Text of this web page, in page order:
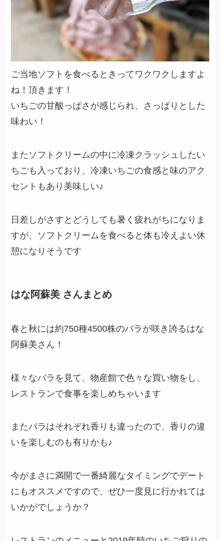
ご当地ソフトを食べるときってワクワクしますよ
ね！頂きます！
いちごの甘酸っぱさが感じられ、さっぱりとした
味わい！
またソフトクリームの中に冷凍クラッシュしたい
ちごも入っており、冷凍いちごの食感と味のアク
セントもあり美味しい♪
日差しがさすとどうしても暑く疲れがちになりま
すが、ソフトクリームを食べると体も冷えよい休
憩になりそうです
はな阿蘇美 さんまとめ
春と秋には約750種4500株のバラが咲き誇るはな
阿蘇美さん！
様々なバラを見て、物産館で色々な買い物をし、
レストランで食事を楽しめちゃいます
またバラはそれぞれ香りも違ったので、香りの違
いを楽しむのも有りかも♪
今がまさに満開で一番綺麗なタイミングでデート
にもオススメですので、ぜひ一度見に行かれては
いかがでしょうか？